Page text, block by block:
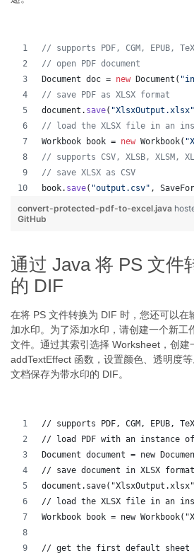
// supports PDF, CGM, EPUB,
// open PDF document
Document doc = new Document (
// save PDF as XLSX format
document . save( "XlsxOutput.xlsx"
// load the XLSX file in an
Workbook
book = new Workbook(
// supports CSV, XLSB, XLSM,
// save XLSX as CSV
book. save( "output.csv" ,
convert-protected-pdf-to-excel.java
GitHub
通过 Java 将 PS 文件
的 DIF
在将 PS 文件转换为 DIF 时，您还可以在
加水印。为了添加水印，请创建一个新工
文件。通过其索引选择 Worksheet，创建
addTextEffect 函数，设置颜色、透明度
文档保存为带水印的 DIF。
// supports PDF, CGM, EPUB,
// load PDF with an instance of
Document document = new
// save document in XLSX format
// load the XLSX file in an
Workbook book = new
// get the first default sheet